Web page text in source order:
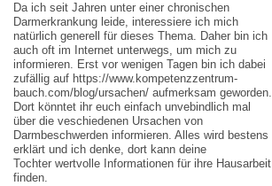
Da ich seit Jahren unter einer chronischen
Darmerkrankung leide, interessiere ich mich
natürlich generell für dieses Thema. Daher bin ich
auch oft im Internet unterwegs, um mich zu
informieren. Erst vor wenigen Tagen bin ich dabei
zufällig auf https://www.kompetenzzentrum-
bauch.com/blog/ursachen/ aufmerksam geworden.
Dort könntet ihr euch einfach unvebindlich mal
über die veschiedenen Ursachen von
Darmbeschwerden informieren. Alles wird bestens
erklärt und ich denke, dort kann deine
Tochter wertvolle Informationen für ihre Hausarbeit
finden.